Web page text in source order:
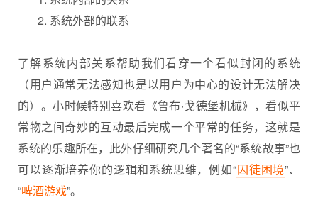
系统外部的联系
了解系统内部关系帮助我们看穿一个看似封闭的系统
（用户通常无法感知也是以用户为中心的设计无法解决
的）。小时候特别喜欢看《鲁布·戈德堡机械》，看似平
常物之间奇妙的互动最后完成一个平常的任务，这就是
系统的乐趣所在，此外仔细研究几个著名的“系统故事”也
可以逐渐培养你的逻辑和系统思维，例如“囚徒困境”、
“啤酒游戏”。